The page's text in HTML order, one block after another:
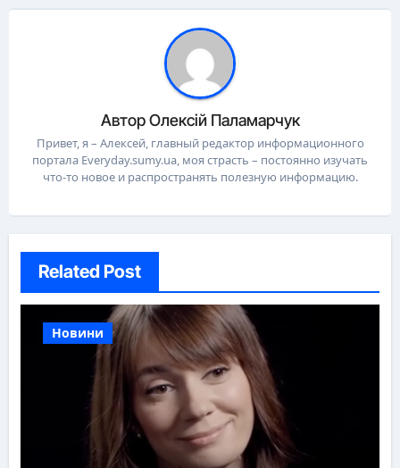
АвторОлексій Паламарчук
Привет, я – Алексей, главный редактор информационного
портала Everyday.sumy.ua, моя страсть – постоянно изучать
что-то новое и распространять полезную информацию.
Related Post
Новини